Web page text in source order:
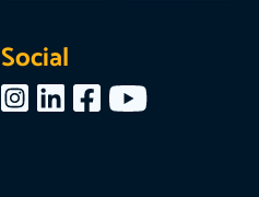
Social